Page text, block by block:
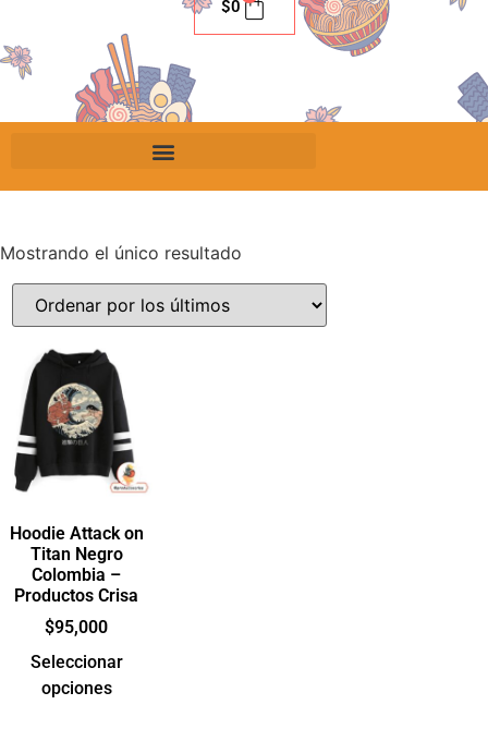
$0
Mostrando el único resultado
Hoodie Attack on
Titan Negro
Colombia –
Productos Crisa
$95,000
Seleccionar
opciones